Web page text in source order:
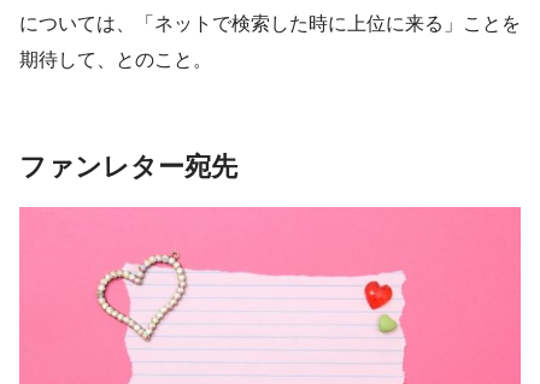
については、「ネットで検索した時に上位に来る」ことを
期待して、とのこと。
ファンレター宛先